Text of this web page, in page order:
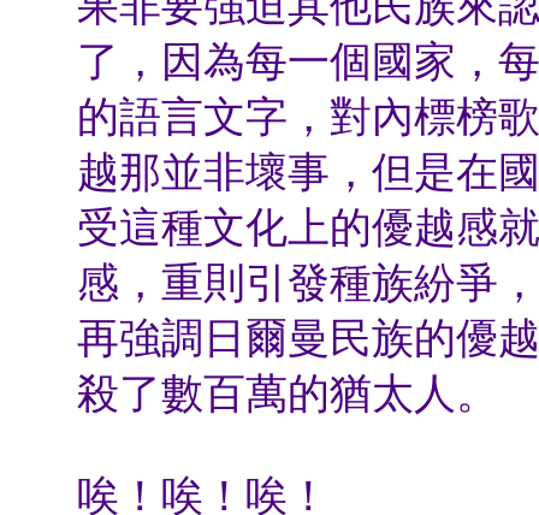
了，因為每一個國家，
的語言文字，對內標榜
越那並非壞事，但是在
受這種文化上的優越感
感，重則引發種族紛爭
再強調日爾曼民族的優
殺了數百萬的猶太人。
唉！唉！唉！